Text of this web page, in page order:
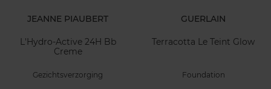
JEANNE PIAUBERT
L'Hydro-Active 24H Bb
Creme
Gezichtsverzorging
GUERLAIN
Terracotta Le Teint Glow
Foundation